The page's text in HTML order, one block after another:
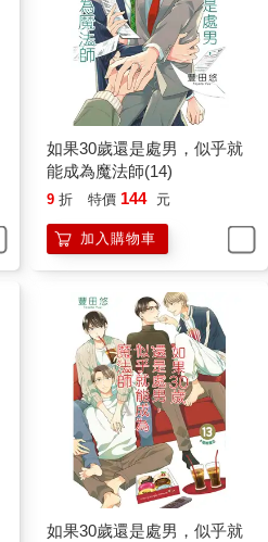
如果30歲還是處男，似乎就
能成為魔法師(14)
9 折 特價 144 元
加入購物車
如果30歲還是處男，似乎就